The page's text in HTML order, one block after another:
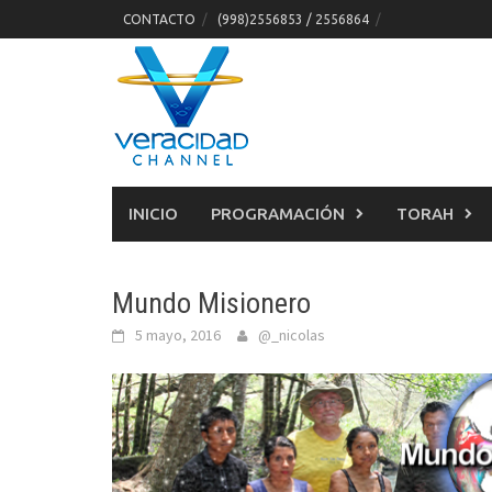
to
CONTACTO (998)2556853 / 2556864
INICIO PROGRAMACIÓN TORAH
Mundo Misionero
5 mayo, 2016 @_nicolas